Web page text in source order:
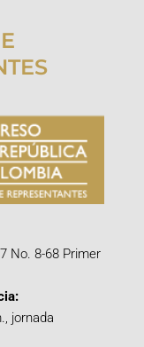
No. 8-68 Primer
jornada